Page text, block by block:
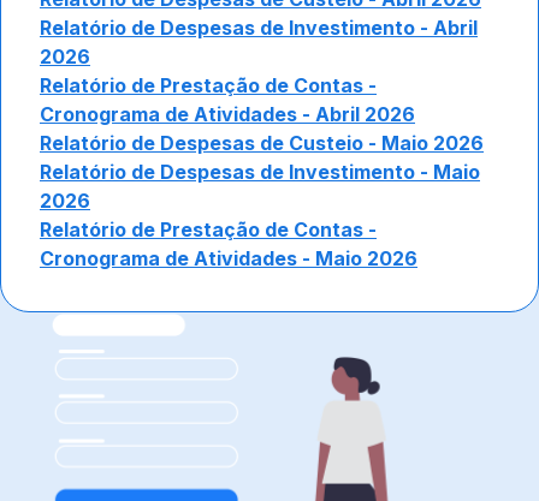
Relatório de Despesas de Investimento - Abril
2026
Relatório de Prestação de Contas -
Cronograma de Atividades - Abril 2026
Relatório de Despesas de Custeio - Maio 2026
Relatório de Despesas de Investimento - Maio
2026
Relatório de Prestação de Contas -
Cronograma de Atividades - Maio 2026